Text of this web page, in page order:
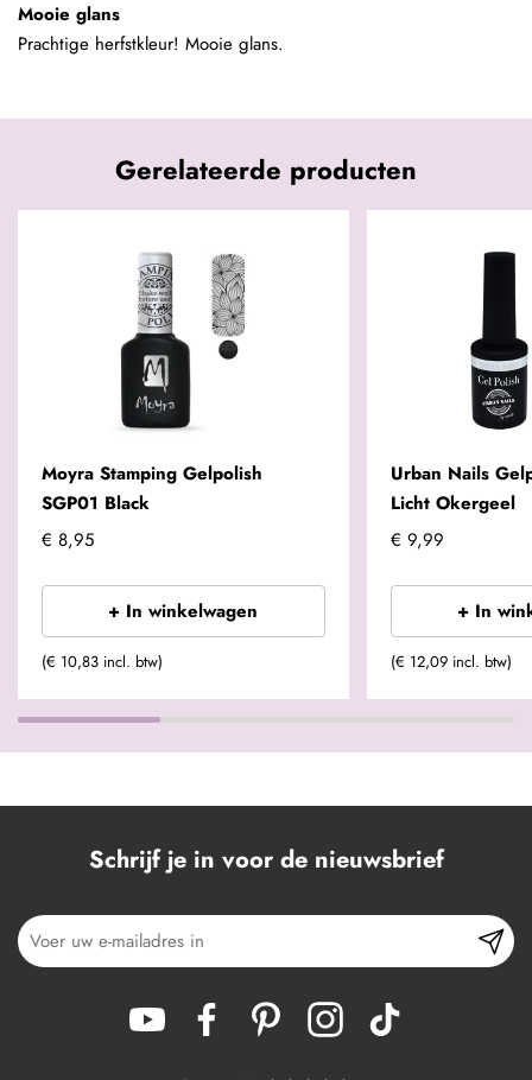
Mooie glans
Prachtige herfstkleur! Mooie glans.
Gerelateerde producten
Moyra Stamping Gelpolish
SGP01 Black
€ 8,95
+ In winkelwagen
(€ 10,83 incl. btw)
Urban Nails
Licht Okergeel
€ 9,99
+ In
(€ 12,09 incl. btw)
Schrijf je in voor de nieuwsbrief